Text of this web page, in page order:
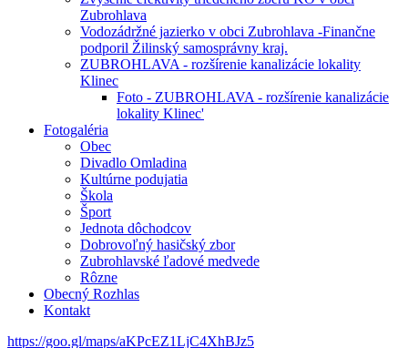
Zubrohlava
Vodozádržné jazierko v obci Zubrohlava -Finančne
podporil Žilinský samosprávny kraj.
ZUBROHLAVA - rozšírenie kanalizácie lokality
Klinec
Foto - ZUBROHLAVA - rozšírenie kanalizácie
lokality Klinec'
Fotogaléria
Obec
Divadlo Omladina
Kultúrne podujatia
Škola
Šport
Jednota dôchodcov
Dobrovoľný hasičský zbor
Zubrohlavské ľadové medvede
Rôzne
Obecný Rozhlas
Kontakt
https://goo.gl/maps/aKPcEZ1LjC4XhBJz5